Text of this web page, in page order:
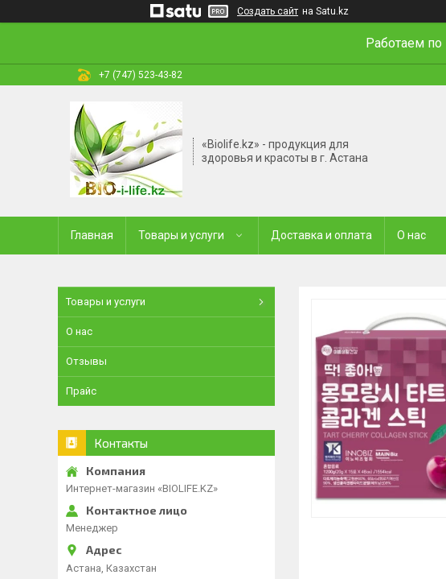
Создать сайт на Satu.kz
Работаем по
+7 (747) 523-43-82
«Biolife.kz» - продукция для
здоровья и красоты в г. Астана
Главная Товары и услуги Доставка и оплата О нас
Товары и услуги
О нас
Отзывы
Прайс
Контакты
Интернет-магазин «BIOLIFE.KZ»
Менеджер
Астана, Казахстан